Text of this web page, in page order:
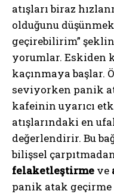
atışları biraz
olduğunu
geçirebilirim”
yorumlar. Eskiden
kaçınmaya başlar.
seviyorken panik
kafeinin uyarıcı
atışlarındaki en
değerlendirir. Bu
bilişsel
felaketleştirme ve
panik atak